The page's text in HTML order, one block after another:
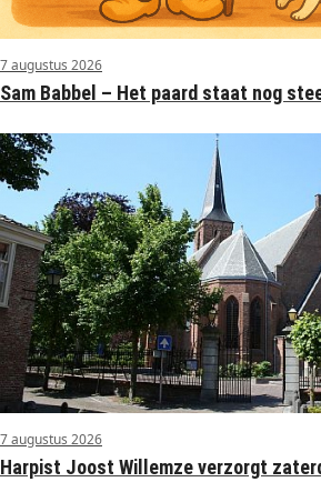
7 augustus 2026
Sam Babbel – Het paard staat nog
7 augustus 2026
Harpist Joost Willemze verzorgt